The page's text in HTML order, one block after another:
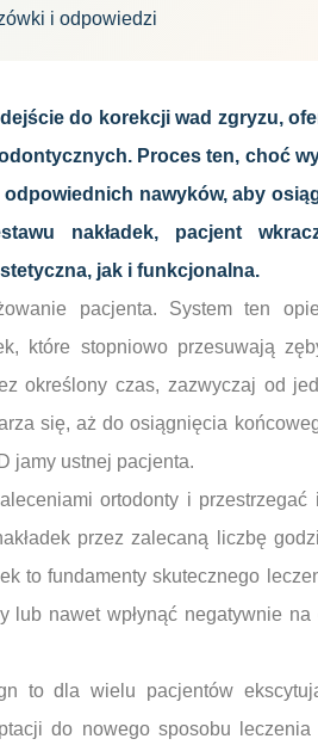
i odpowiedzi
do korekcji wad zgryzu,
Proces ten, choć
nawyków, aby
nakładek, pacjent
jak i funkcjonalna.
pacjenta. System ten
które stopniowo przesuwają
określony czas, zazwyczaj od
się, aż do osiągnięcia
jamy ustnej pacjenta.
ortodonty i przestrzegać
przez zalecaną liczbę
to fundamenty skutecznego
nawet wpłynąć negatywnie na
to dla wielu pacjentów
do nowego sposobu